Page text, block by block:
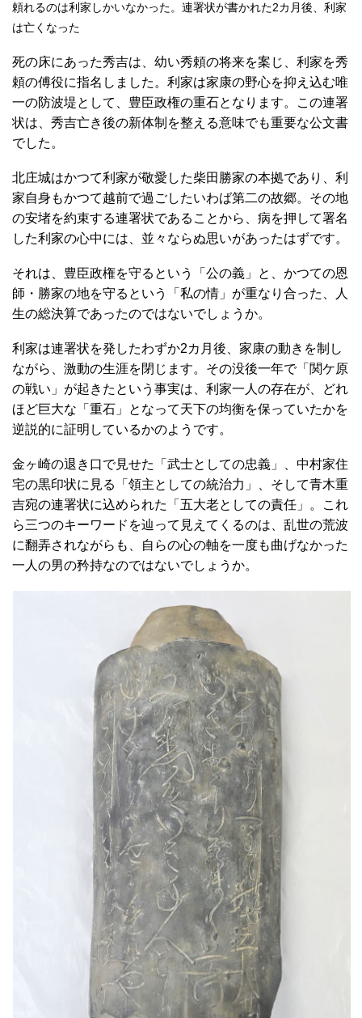
頼れるのは利家しかいなかった。連署状が書かれた2カ月後、利家
は亡くなった
死の床にあった秀吉は、幼い秀頼の将来を案じ、利家を秀
頼の傅役に指名しました。利家は家康の野心を抑え込む唯
一の防波堤として、豊臣政権の重石となります。この連署
状は、秀吉亡き後の新体制を整える意味でも重要な公文書
でした。
北庄城はかつて利家が敬愛した柴田勝家の本拠であり、利
家自身もかつて越前で過ごしたいわば第二の故郷。その地
の安堵を約束する連署状であることから、病を押して署名
した利家の心中には、並々ならぬ思いがあったはずです。
それは、豊臣政権を守るという「公の義」と、かつての恩
師・勝家の地を守るという「私の情」が重なり合った、人
生の総決算であったのではないでしょうか。
利家は連署状を発したわずか2カ月後、家康の動きを制し
ながら、激動の生涯を閉じます。その没後一年で「関ケ原
の戦い」が起きたという事実は、利家一人の存在が、どれ
ほど巨大な「重石」となって天下の均衡を保っていたかを
逆説的に証明しているかのようです。
金ヶ崎の退き口で見せた「武士としての忠義」、中村家住
宅の黒印状に見る「領主としての統治力」、そして青木重
吉宛の連署状に込められた「五大老としての責任」。これ
ら三つのキーワードを辿って見えてくるのは、乱世の荒波
に翻弄されながらも、自らの心の軸を一度も曲げなかった
一人の男の矜持なのではないでしょうか。